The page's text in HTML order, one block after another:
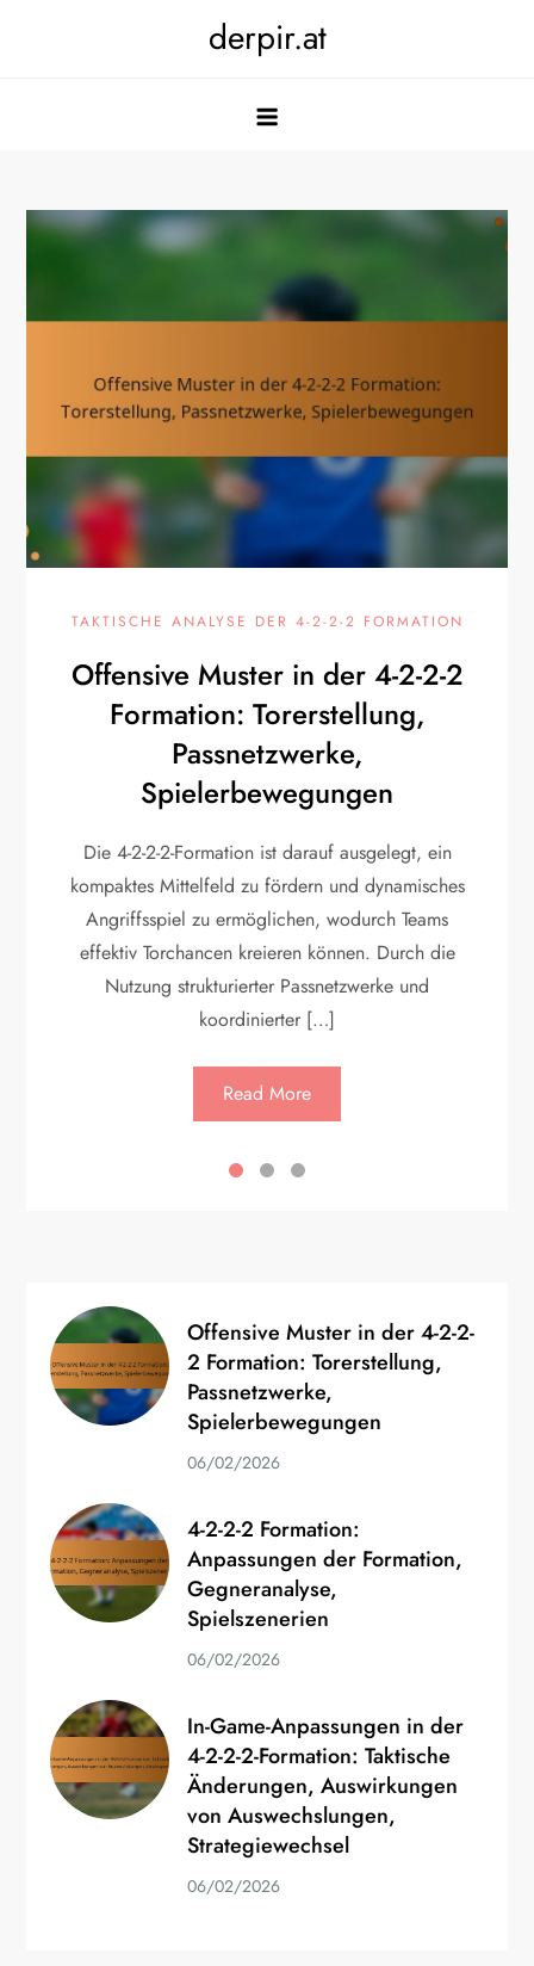
derpir.at
TAKTISCHE ANALYSE DER 4-2-2-2 FORMATION
Offensive Muster in der 4-2-2-2
Formation: Torerstellung,
Passnetzwerke,
Spielerbewegungen
Die 4-2-2-2-Formation ist darauf ausgelegt, ein
kompaktes Mittelfeld zu fördern und dynamisches
Angriffsspiel zu ermöglichen, wodurch Teams
effektiv Torchancen kreieren können. Durch die
Nutzung strukturierter Passnetzwerke und
koordinierter […]
Read More
Offensive Muster in der 4-2-2-
2 Formation: Torerstellung,
Passnetzwerke,
Spielerbewegungen
06/02/2026
4-2-2-2 Formation:
Anpassungen der Formation,
Gegneranalyse,
Spielszenerien
06/02/2026
In-Game-Anpassungen in der
4-2-2-2-Formation: Taktische
Änderungen, Auswirkungen
von Auswechslungen,
Strategiewechsel
06/02/2026